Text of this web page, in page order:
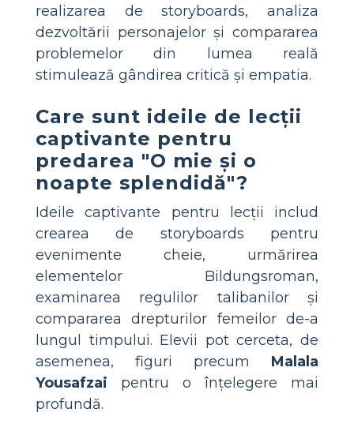
realizarea de storyboards, analiza
dezvoltării personajelor și compararea
problemelor din lumea reală
stimulează gândirea critică și empatia.
Care sunt ideile de lecții
captivante pentru
predarea "O mie și o
noapte splendidă"?
Ideile captivante pentru lecții includ
crearea de storyboards pentru
evenimente cheie, urmărirea
elementelor Bildungsroman,
examinarea regulilor talibanilor și
compararea drepturilor femeilor de-a
lungul timpului. Elevii pot cerceta, de
asemenea, figuri precum Malala
Yousafzai pentru o înțelegere mai
profundă.